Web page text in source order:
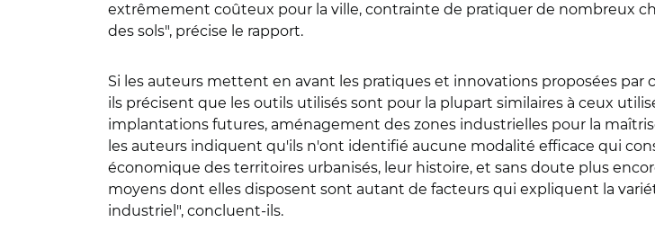
extrêmement coûteux pour la ville, contrainte de pratiquer de nombreux
des sols", précise le rapport.
Si les auteurs mettent en avant les pratiques et innovations proposées
ils précisent que les outils utilisés sont pour la plupart similaires à ceux
implantations futures, aménagement des zones industrielles pour la
les auteurs indiquent qu'ils n'ont identifié aucune modalité efficace qui
économique des territoires urbanisés, leur histoire, et sans doute plus
moyens dont elles disposent sont autant de facteurs qui expliquent la
industriel", concluent-ils.